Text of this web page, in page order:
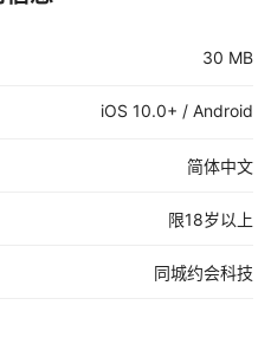
30 MB
iOS 10.0+ / Android
简体中文
限18岁以上
同城约会科技